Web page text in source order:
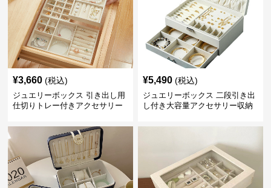
¥3,660 (税込)
ジュエリーボックス 引き出し用
仕切りトレー付きアクセサリー
¥5,490 (税込)
ジュエリーボックス 二段引き出
し付き大容量アクセサリー収納